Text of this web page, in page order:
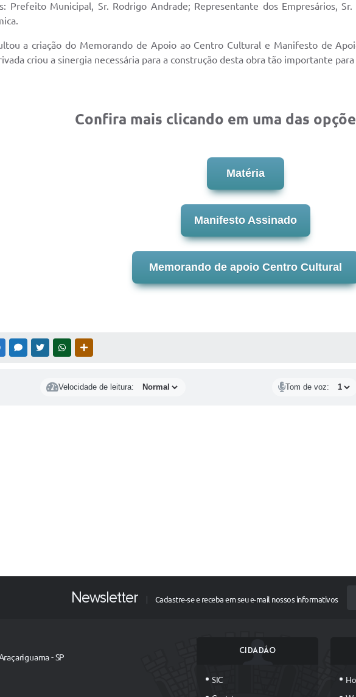
Prefeito Municipal, Sr. Rodrigo Andrade; Representante dos Empresários,
a criação do Memorando de Apoio ao Centro Cultural e Manifesto de
criou a sinergia necessária para a construção desta obra tão importante
Confira mais clicando em uma das
Matéria
Manifesto Assinado
Memorando de apoio Centro Cultural
FACEBOOKMESSENGER
TWITTERWHATSAPP
Velocidade de leitura: Tom de voz:
Newsletter Cadastre-se e receba em seu e-mail nossos informativos
- SP
CIDADÃO
SIC